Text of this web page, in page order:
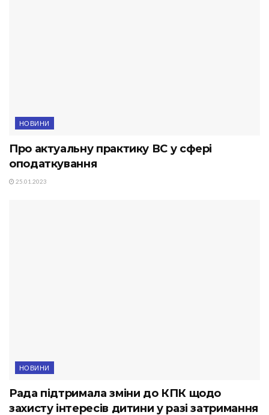
НОВИНИ
Про актуальну практику ВС у сфері
оподаткування
25.01.2023
НОВИНИ
Рада підтримала зміни до КПК щодо
захисту інтересів дитини у разі затримання